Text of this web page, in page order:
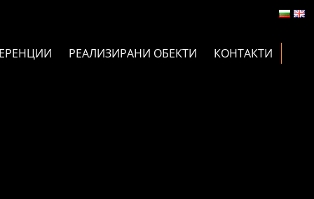
РЕАЛИЗИРАНИ ОБЕКТИ КОНТАКТИ